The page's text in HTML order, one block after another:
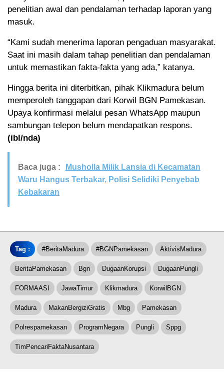
penelitian awal dan pendalaman terhadap laporan yang
masuk.
“Kami sudah menerima laporan pengaduan masyarakat.
Saat ini masih dalam tahap penelitian dan pendalaman
untuk memastikan fakta-fakta yang ada,” katanya.
Hingga berita ini diterbitkan, pihak Klikmadura belum
memperoleh tanggapan dari Korwil BGN Pamekasan.
Upaya konfirmasi melalui pesan WhatsApp maupun
sambungan telepon belum mendapatkan respons.
(ibl/nda)
Baca juga :
Musholla Milik Lansia di Kecamatan
Waru Hangus Terbakar, Polisi Selidiki Penyebab
Kebakaran
Tag : #BeritaMadura #BGNPamekasan AktivisMadura
BeritaPamekasan Bgn DugaanKorupsi DugaanPungli
FORMAASI JawaTimur Klikmadura KorwilBGN
Madura MakanBergiziGratis Mbg Pamekasan
Polrespamekasan ProgramNegara Pungli Sppg
TimPencariFaktaNusantara